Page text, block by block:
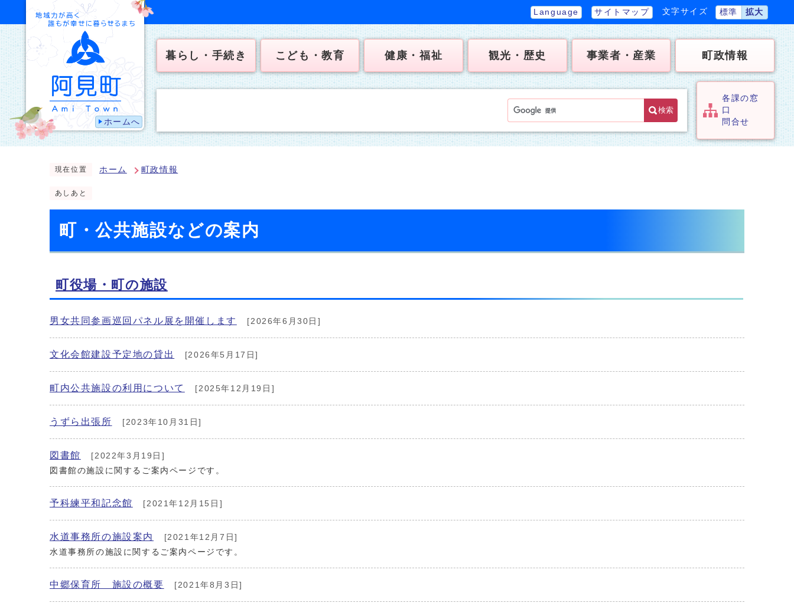
ホームへ
Language サイトマップ 文字サイズ 標準 拡大
暮らし・手続き こども・教育 健康・福祉 観光・歴史 事業者・産業 町政情報
検索
各課の窓
口
問合せ
現在位置 ホーム 町政情報
あしあと
町・公共施設などの案内
町役場・町の施設
男女共同参画巡回パネル展を開催します [2026年6月30日]
文化会館建設予定地の貸出 [2026年5月17日]
町内公共施設の利用について [2025年12月19日]
うずら出張所 [2023年10月31日]
図書館
[2022年3月19日]
図書館の施設に関するご案内ページです。
予科練平和記念館 [2021年12月15日]
水道事務所の施設案内
[2021年12月7日]
水道事務所の施設に関するご案内ページです。
中郷保育所 施設の概要 [2021年8月3日]